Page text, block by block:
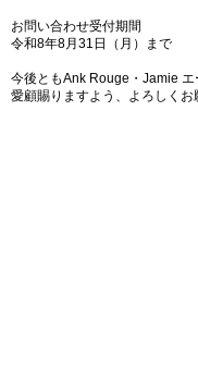
お問い合わせ受付期間
令和8年8月31日（月）まで
今後ともAnk Rouge・Jamie
愛顧賜りますよう、よろしくお